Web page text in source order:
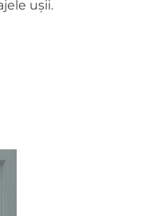
ușii.